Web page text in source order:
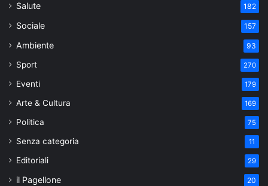
Salute 182
Sociale 157
Ambiente 93
Sport 270
Eventi 179
Arte & Cultura 169
Politica 75
Senza categoria 11
Editoriali 29
il Pagellone 20